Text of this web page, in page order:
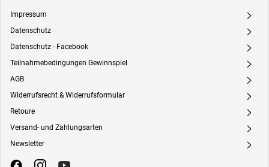
Impressum A
Datenschutz A
Datenschutz - Facebook A
Teilnahmebedingungen Gewinnspiel A
AGB A
Widerrufsrecht & Widerrufsformular A
Retoure A
Versand- und Zahlungsarten A
Newsletter A